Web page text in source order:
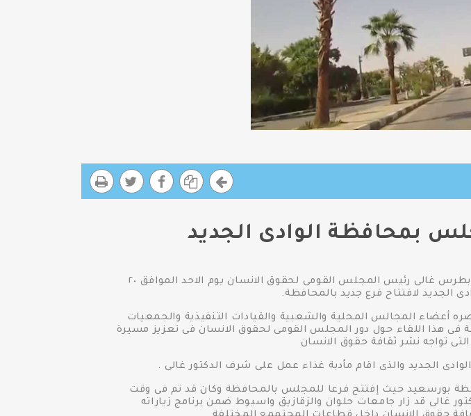
بمحافظة الوادى الجديد
فى إطار سلسلة زياراته فى المحافظات المختلفة قام الدكتور/ بطرس بطرس غالى رئيس المجلس القومى لحقوق الانسان يوم الاحد الموافق ٢٠
الجديد لافتتاح فرع جديد بالمحافظة.
أعضاء المجالس المحلية والشعبية والقيادات التنفيذية والجمعيات
فى هذا اللقاء حول دور المجلس القومى لحقوق الانسان فى تعزيز مسيرة
تواجه نشر ثقافة حقوق الانسان
الجديد والذى اقام مأدبة غذاء عمل على شرف الدكتور غالى .
بورسعيد حيث إفتتح فرعا للمجلس بالمحافظة وكان قد تم فى وقت
قد زار جامعات حلوان والزقازيق واسيوط ضمن برنامج زياراته